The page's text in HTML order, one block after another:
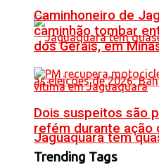
Jaguaquara tem
Caminhoneiro de
caminhão tombar
dos Gerais, em
Dois suspeitos são
refém durante ação
Trending Tags